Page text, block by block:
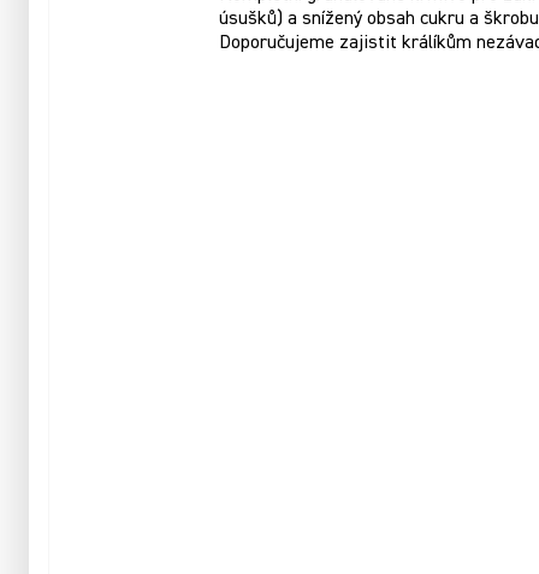
úsušků) a snížený obsah cukru a
Doporučujeme zajistit králíkům